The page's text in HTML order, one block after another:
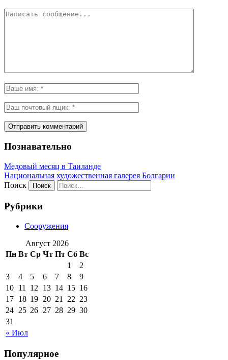
Познавательно
Медовый месяц в Таиланде
Национальная художественная галерея Болгарии
Поиск
Рубрики
Сооружения
Август 2026
Пн Вт Ср Чт Пт Сб Вс
« Июл
1
2
3
4 5 6 7 8
9
10 11 12 13 14 15 16
17 18 19 20 21 22 23
24 25 26 27 28 29 30
31
Популярное